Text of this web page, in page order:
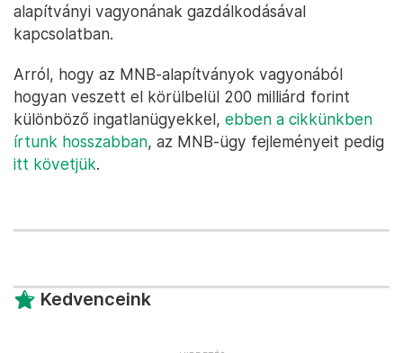
alapítványi vagyonának gazdálkodásával
kapcsolatban.
Arról, hogy az MNB-alapítványok vagyonából
hogyan veszett el körülbelül 200 milliárd forint
különböző ingatlanügyekkel, ebben a cikkünkben
írtunk hosszabban, az MNB-ügy fejleményeit pedig
itt követjük.
Kedvenceink